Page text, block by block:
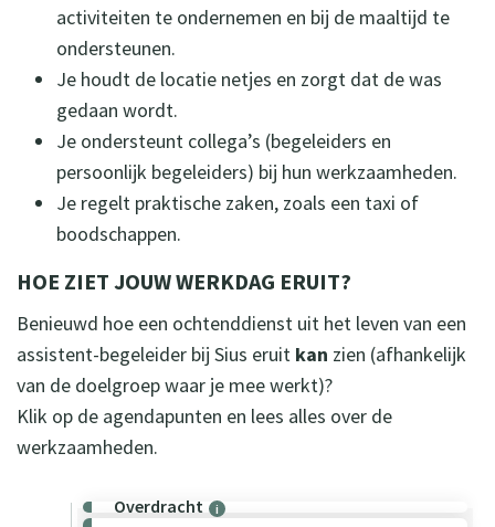
activiteiten te ondernemen en bij de maaltijd te
ondersteunen.
Je houdt de locatie netjes en zorgt dat de was
gedaan wordt.
Je ondersteunt collega’s (begeleiders en
persoonlijk begeleiders) bij hun werkzaamheden.
Je regelt praktische zaken, zoals een taxi of
boodschappen.
HOE ZIET JOUW WERKDAG ERUIT?
Benieuwd hoe een ochtenddienst uit het leven van een
assistent-begeleider bij Sius eruit kan zien (afhankelijk
van de doelgroep waar je mee werkt)?
Klik op de agendapunten en lees alles over de
werkzaamheden.
Overdracht i